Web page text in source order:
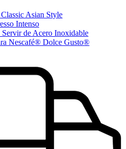
Asian Style
Intenso
Servir de Acero Inoxidable
Nescafé® Dolce Gusto®